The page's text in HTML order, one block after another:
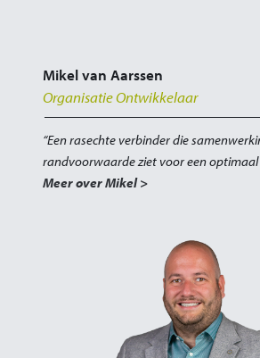
Mikel van Aarssen
Organisatie Ontwikkelaar
“Een rasechte verbinder die
randvoorwaarde ziet voor een
Meer over Mikel >